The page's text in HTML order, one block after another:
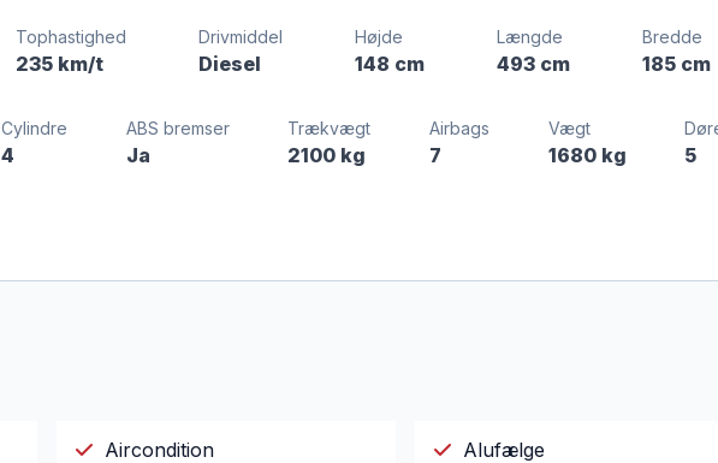
Tophastighed
235 km/t
Drivmiddel
Diesel
Højde
148 cm
Længde
493 cm
Bredde
185 cm
Cylindre
4
ABS bremser
Ja
Trækvægt
2100 kg
Airbags
7
Vægt
1680 kg 5
Aircondition Alufælge